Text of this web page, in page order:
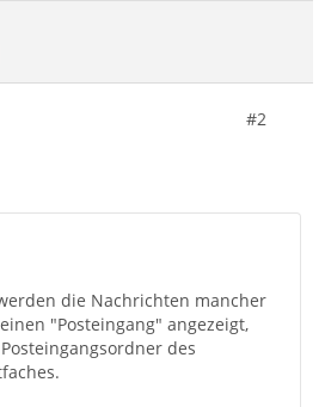
#2
die Nachrichten mancher
"Posteingang" angezeigt,
des